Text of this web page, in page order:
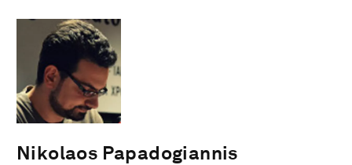
Nikolaos Papadogiannis